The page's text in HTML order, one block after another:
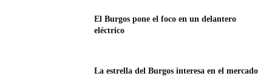
El Burgos pone el foco en un delantero
eléctrico
La estrella del Burgos interesa en el mercado